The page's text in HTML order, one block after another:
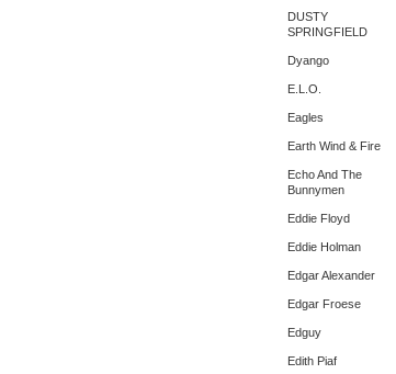
DUSTY
SPRINGFIELD
Dyango
E.L.O.
Eagles
Earth Wind & Fire
Echo And The
Bunnymen
Eddie Floyd
Eddie Holman
Edgar Alexander
Edgar Froese
Edguy
Edith Piaf